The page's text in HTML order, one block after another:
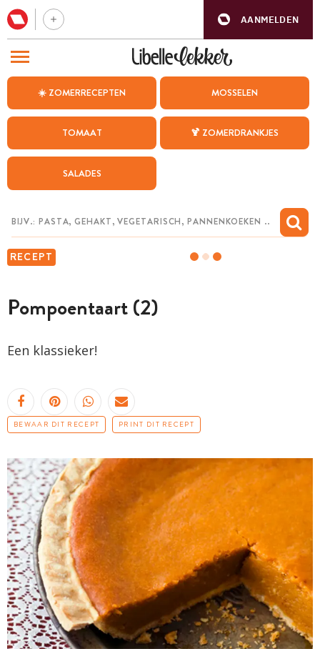
AANMELDEN
☀️ ZOMERRECEPTEN MOSSELEN
TOMAAT 🍹 ZOMERDRANKJES
SALADES
RECEPT
Pompoentaart (2)
Een klassieker!
BEWAAR DIT RECEPT PRINT DIT RECEPT
BEZOEK ONZE ANDERE WEBSITES
WEEKMENU
CHAT MET MAIA
MIJN BEWAARDE RECEPTEN